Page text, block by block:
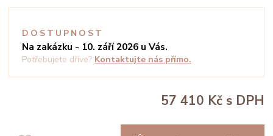
DOSTUPNOST
Na zakázku - 10. září 2026 u Vás.
Potřebujete dříve? Kontaktujte nás přímo.
57 410 Kč s DPH